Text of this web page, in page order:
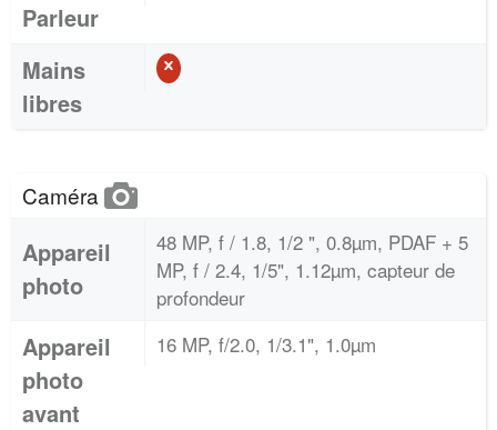
Parleur
Mains
libres
Caméra
Appareil
photo
48 MP, f / 1.8, 1/2 ", 0.8µm, PDAF + 5
MP, f / 2.4, 1/5", 1.12µm, capteur de
profondeur
Appareil
photo
avant
16 MP, f/2.0, 1/3.1", 1.0µm